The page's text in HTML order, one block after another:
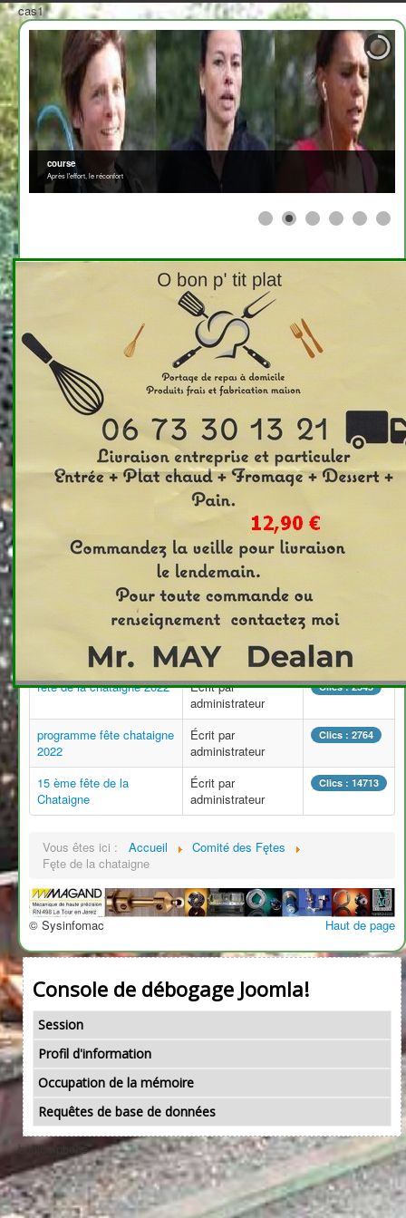
cas1
course
Après l'effort, le réconfort
Fęte de la chataigne
Auteur
Clics
fête de la chataigne 2024
Écrit par
administrateur
Clics : 6374
Écrit par
administrateur
25 ième Fete de la
châtaigne
Écrit par
administrateur
Clics : 3557
fête de la Chataigne 2023
Écrit par
administrateur
administrateur
fête de la chataigne 2022
Écrit par
administrateur
Clics : 2545
programme fête chataigne
2022
Écrit par
administrateur
Clics : 2764
15 ème fête de la
Chataigne
Écrit par
administrateur
Clics : 14713
Vous êtes ici : Accueil
Comité des Fętes
Fęte de la chataigne
Haut de page
© Sysinfomac
Console de débogage Joomla!
Session
Profil d'information
Occupation de la mémoire
Requêtes de base de données
bonjourphone